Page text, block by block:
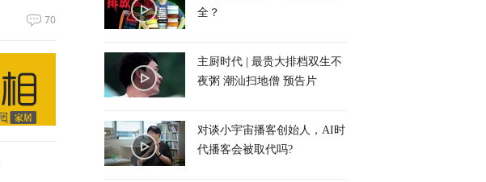
70
全？
主厨时代 | 最贵大排档双生不
夜粥 潮汕扫地僧 预告片
对谈小宇宙播客创始人，AI时
代播客会被取代吗?